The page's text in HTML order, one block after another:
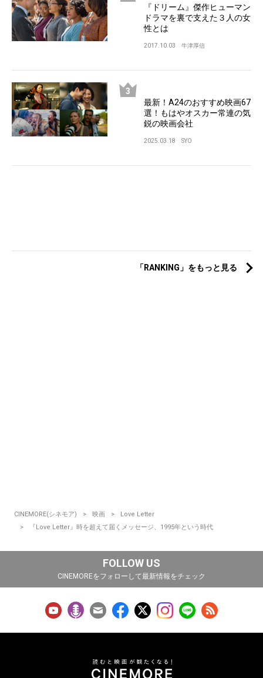
『ドリーム』傑作ヒューマン
ドラマを裏で支えた３人の女
性とは
2017.10.03 牛津厚信
最新！A24のおすすめ映画67
選！もはやオスカー常連の気
鋭の映画会社
2025.03.18 SYO
「RANKING」をもっと見る
CINEMORE(シネモア) 映画
Love Letter
『Love Letter』時を超えて届くメッセージ、1995年という時代
FOLLOW US
CINEMOREをフォローして最新情報をチェック